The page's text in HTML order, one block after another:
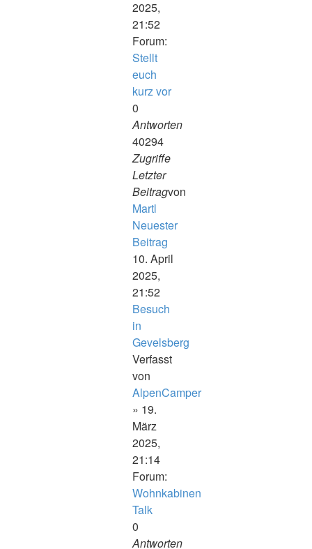
2025,
21:52
Forum:
Stellt
euch
kurz vor
0
Antworten
40294
Zugriffe
Letzter
Beitragvon
Martl
Neuester
Beitrag
10. April
2025,
21:52
Besuch
in
Gevelsberg
Verfasst
von
AlpenCamper
» 19.
März
2025,
21:14
Forum:
Wohnkabinen
Talk
0
Antworten